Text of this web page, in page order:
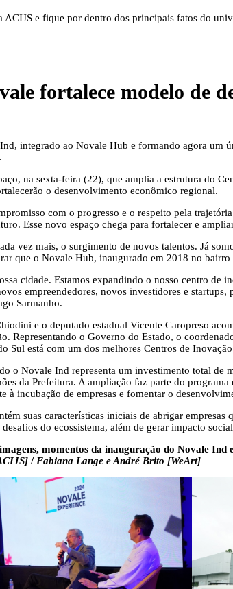
ACIJS e fique por dentro dos principais fatos do
fortalece modelo de
integrado ao Novale Hub e formando agora um
na sexta-feira (22), que amplia a estrutura do
o desenvolvimento econômico regional.
com o progresso e o respeito pela
Esse novo espaço chega para fortalecer e
vez mais, o surgimento de novos talentos. Já
que o Novale Hub, inaugurado em 2018 no
cidade. Estamos expandindo o nosso centro de
empreendedores, novos investidores e
Sarmanho.
e o deputado estadual Vicente Caropreso
Representando o Governo do Estado, o
Sul está com um dos melhores Centros de
o Novale Ind representa um investimento total
da Prefeitura. A ampliação faz parte do
à incubação de empresas e fomentar o
suas características iniciais de abrigar
do ecossistema, além de gerar impacto
momentos da inauguração do Novale Ind
/ Fabiana Lange e André Brito [WeArt]